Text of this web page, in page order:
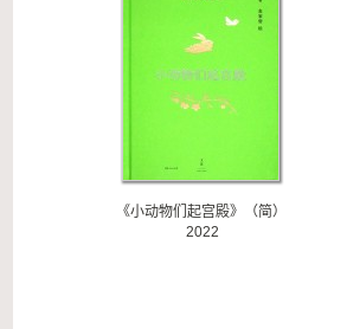
《小动物们起宫殿》（简）
2022